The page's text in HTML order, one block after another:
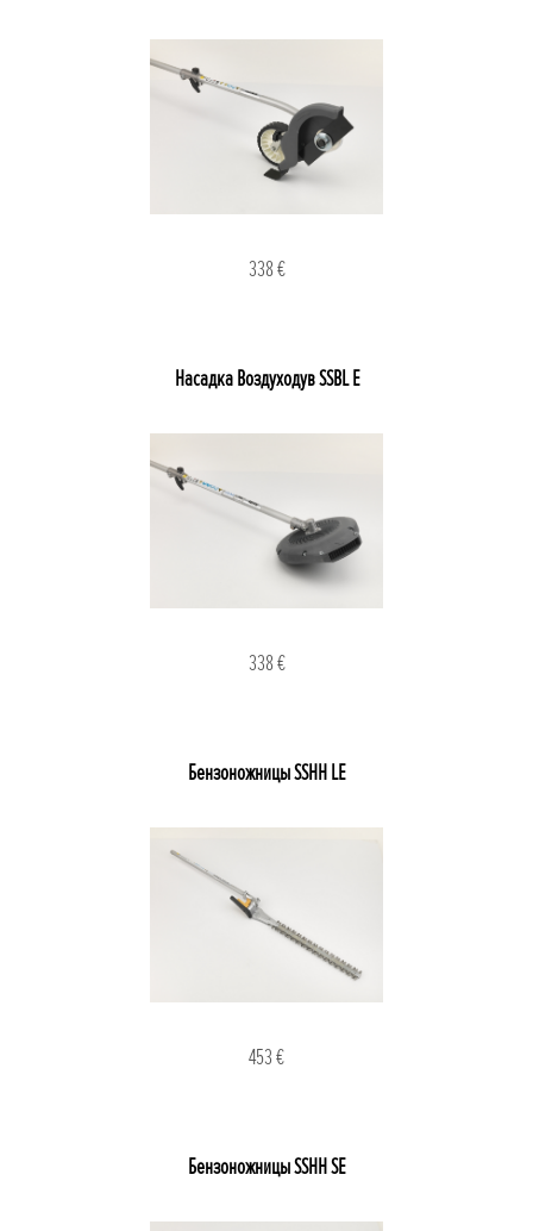
338 €
Насадка Воздуходув SSBL E
338 €
Бензоножницы SSHH LE
453 €
Бензоножницы SSHH SE